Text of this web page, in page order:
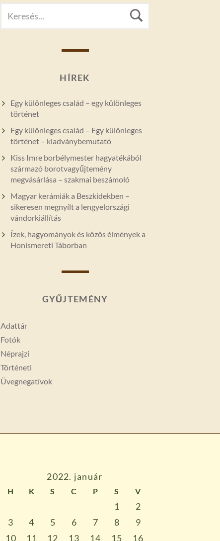
FOR:
HÍREK
Egy különleges család – egy különleges
történet
Egy különleges család – Egy különleges
történet – kiadványbemutató
Kiss Imre borbélymester hagyatékából
származó borotvagyűjtemény
megvásárlása – szakmai beszámoló
Magyar kerámiák a Beszkidekben –
sikeresen megnyílt a lengyelországi
vándorkiállítás
Ízek, hagyományok és közös élmények a
Honismereti Táborban
GYŰJTEMÉNY
Adattár
Fotók
Néprajzi
Történeti
Üvegnegatívok
2022. január
H K S C P S V
1
2
3
4 5 6 7 8
9
10
11 12 13 14 15 16